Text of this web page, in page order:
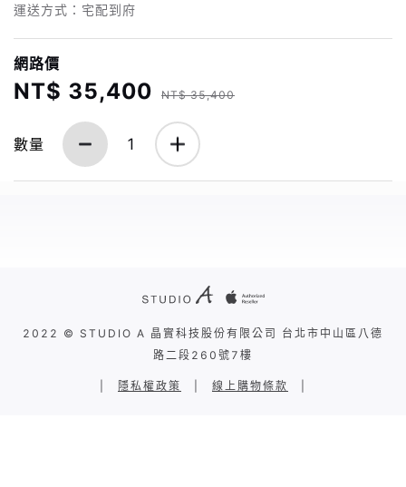
運送方式：宅配到府
網路價
NT$ 35,400 NT$ 35,400
數量 1
2022 © STUDIO A 晶實科技股份有限公司 台北市中山區八德
路二段260號7樓
隱私權政策 線上購物條款